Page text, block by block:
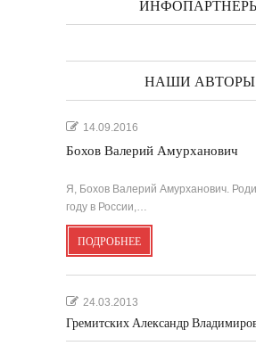
НАШИ АВТОРЫ
14.09.2016
Бохов Валерий Амурханович
Я, Бохов Валерий Амурханович.
году в России,…
ПОДРОБНЕЕ
24.03.2013
Гремитских Александр